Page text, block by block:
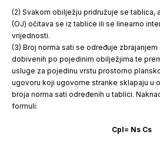
(2) Svakom obilježju pridružuje se tablica,
(OJ) očitava se iz tablice ili se linearno
vrijednosti.
(3) Broj norma sati se određuje
dobivenih po pojedinim obilježjima te
usluge za pojedinu vrstu prostorno
ugovoru koji ugovorne stranke sklapaju u
broja norma sati određenih u tablici.
formuli:
Cpl= Ns Cs